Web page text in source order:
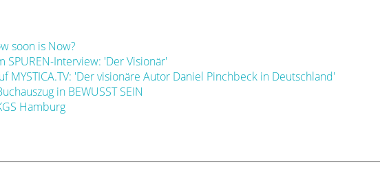
soon is Now?
Interview: 'Der Visionär'
MYSTICA.TV: 'Der visionäre Autor Daniel Pinchbeck in Deutschland'
in BEWUSST SEIN
Hamburg